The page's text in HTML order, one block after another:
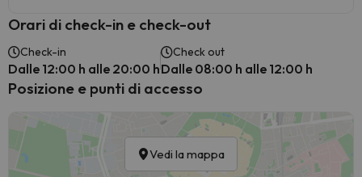
Orari di check-in e check-out
Check-in
Dalle 12:00 h alle 20:00 h
Check out
Dalle 08:00 h alle 12:00 h
Posizione e punti di accesso
Vedi la mappa